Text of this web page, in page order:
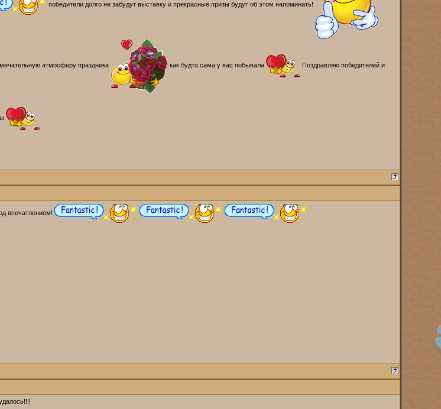
победители долго не забудут выставку и прекрасные призы будут об этом напоминать!
атмосферу праздника как будто сама у вас побывала Поздравляю победителей и
впечатлением!